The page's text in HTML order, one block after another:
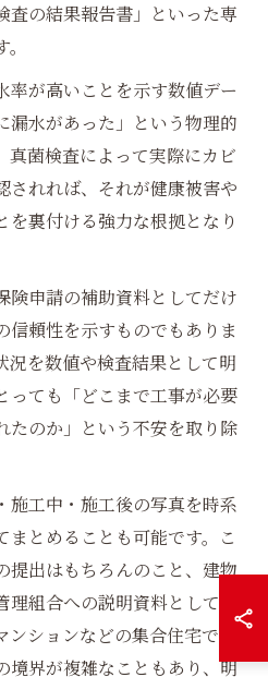
査の結果報告書」といった専
率が高いことを示す数値デー
漏水があった」という物理的
真菌検査によって実際にカビ
されれば、それが健康被害や
裏付ける強力な根拠となり
険申請の補助資料としてだけ
信頼性を示すものでもありま
況を数値や検査結果として明
っても「どこまで工事が必要
たのか」という不安を取り除
施工中・施工後の写真を時系
とめることも可能です。こ
提出はもちろんのこと、建物
組合への説明資料としても
ンションなどの集合住宅で
境界が複雑なこともあり、明